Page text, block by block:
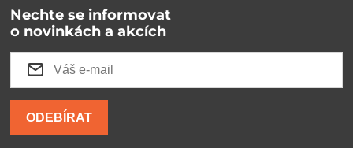
Nechte se informovat
o novinkách a akcích
ODEBÍRAT